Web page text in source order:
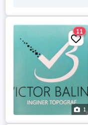
1
11